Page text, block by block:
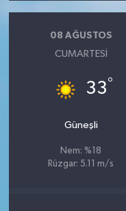
08 AĞUSTOS
CUMARTESI
33°
Güneşli
Nem: %18
Rüzgar: 5.11 m/s